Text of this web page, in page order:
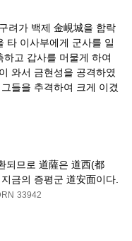
려가 백제 金峴城을 함락
타 이사부에게 군사를 일
고 갑사를 머물게 하여
와서 금현성을 공격하였
들을 추격하여 크게 이겼
되므로 道薩은 道西(都
금의 증평군 道安面이다.
33942